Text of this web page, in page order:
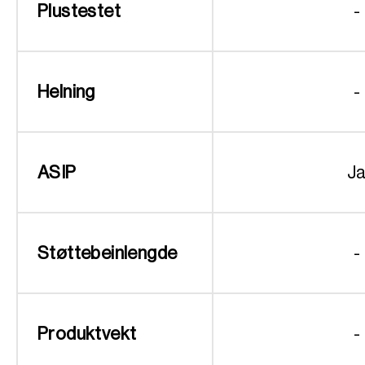
Plustestet -
Helning -
ASIP Ja
Støttebeinlengde -
Produktvekt -